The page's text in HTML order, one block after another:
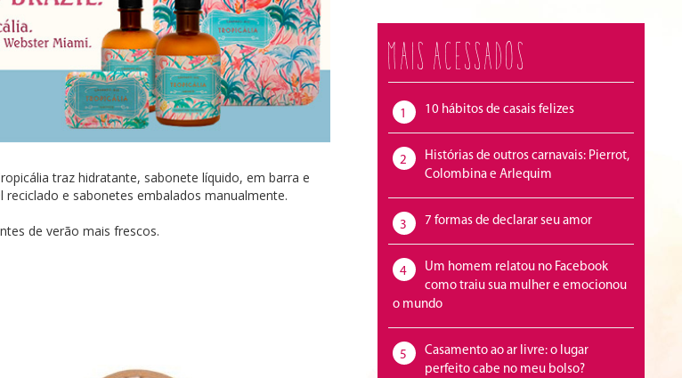
traz hidratante, sabonete líquido, em barra e
e sabonetes embalados manualmente.
de verão mais frescos.
Mais acessados
1 10 hábitos de casais felizes
2
Histórias de outros carnavais: Pierrot,
Colombina e Arlequim
3 7 formas de declarar seu amor
4
Um homem relatou no Facebook
como traiu sua mulher e emocionou
o mundo
5
Casamento ao ar livre: o lugar
perfeito cabe no meu bolso?